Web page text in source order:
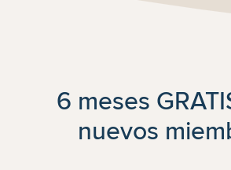
6 meses
nuevos